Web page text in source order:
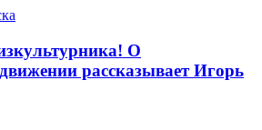
О
рассказывает Игорь